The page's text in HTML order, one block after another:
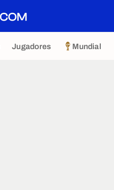
Jugadores Mundial